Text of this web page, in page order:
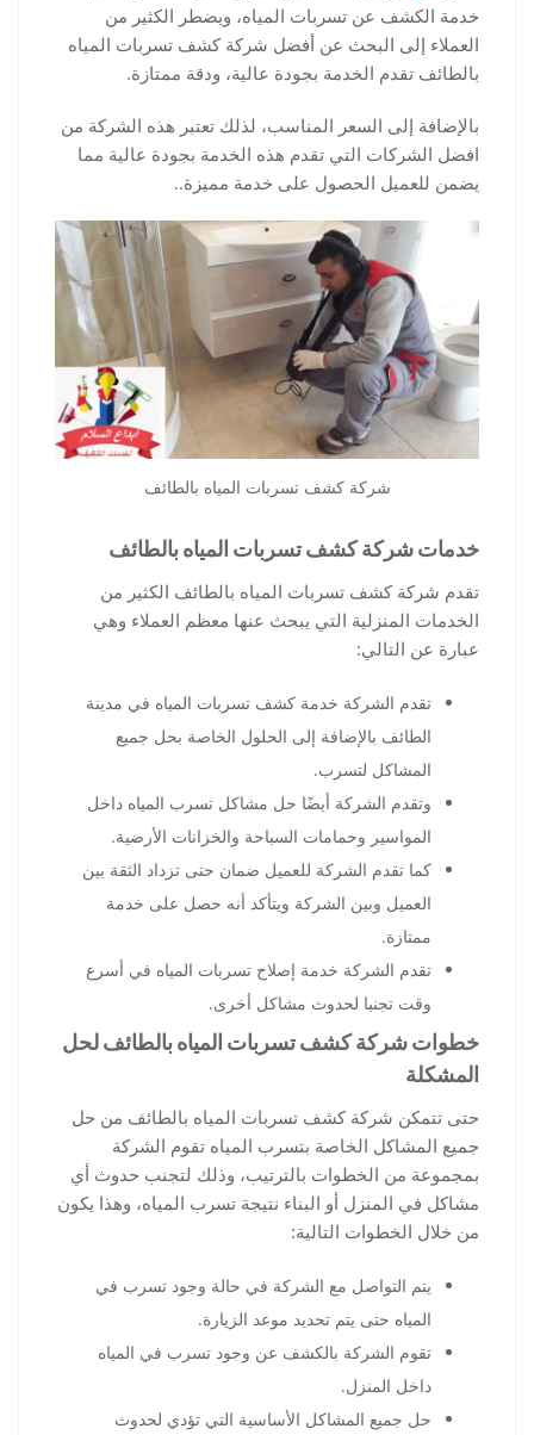
خدمة الكشف عن تسربات المياه، ويضطر الكثير من
العملاء إلى البحث عن أفضل شركة كشف تسربات المياه
بالطائف تقدم الخدمة بجودة عالية، ودقة ممتازة.
بالإضافة إلى السعر المناسب، لذلك تعتبر هذه الشركة من
افضل الشركات التي تقدم هذه الخدمة بجودة عالية مما
يضمن للعميل الحصول على خدمة مميزة..
شركة كشف تسربات المياه بالطائف
خدمات شركة كشف تسربات المياه بالطائف
تقدم شركة كشف تسربات المياه بالطائف الكثير من
الخدمات المنزلية التي يبحث عنها معظم العملاء وهي
عبارة عن التالي:
تقدم الشركة خدمة كشف تسربات المياه في مدينة
الطائف بالإضافة إلى الحلول الخاصة بحل جميع
المشاكل لتسرب.
وتقدم الشركة أيضًا حل مشاكل تسرب المياه داخل
المواسير وحمامات السباحة والخزانات الأرضية.
كما تقدم الشركة للعميل ضمان حتى تزداد الثقة بين
العميل وبين الشركة ويتأكد أنه حصل على خدمة
ممتازة.
تقدم الشركة خدمة إصلاح تسربات المياه في أسرع
وقت تجنبا لحدوث مشاكل أخرى.
خطوات شركة كشف تسربات المياه بالطائف لحل
المشكلة
حتى تتمكن شركة كشف تسربات المياه بالطائف من حل
جميع المشاكل الخاصة بتسرب المياه تقوم الشركة
بمجموعة من الخطوات بالترتيب، وذلك لتجنب حدوث أي
مشاكل في المنزل أو البناء نتيجة تسرب المياه، وهذا يكون
من خلال الخطوات التالية:
يتم التواصل مع الشركة في حالة وجود تسرب في
المياه حتى يتم تحديد موعد الزيارة.
تقوم الشركة بالكشف عن وجود تسرب في المياه
داخل المنزل.
حل جميع المشاكل الأساسية التي تؤدي لحدوث